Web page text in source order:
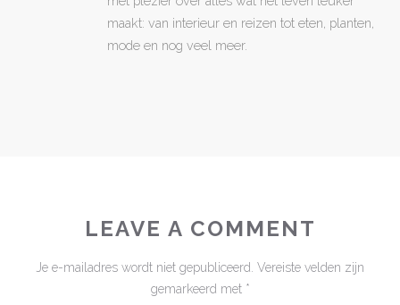
maakt: van interieur en reizen tot eten, planten,
mode en nog veel meer.
LEAVE A COMMENT
Je e-mailadres wordt niet gepubliceerd. Vereiste velden zijn
gemarkeerd met *